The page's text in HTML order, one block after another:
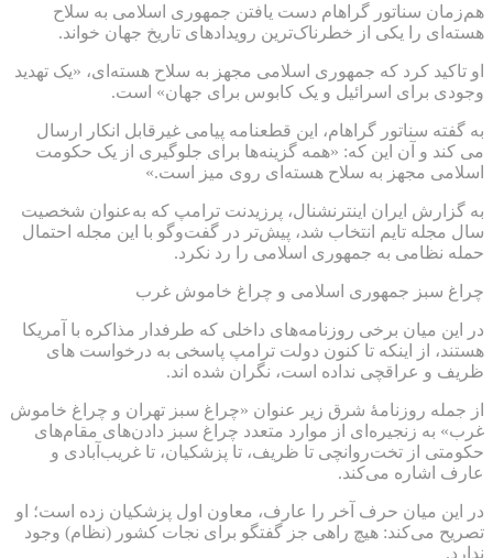
هم‌زمان سناتور گراهام دست یافتن جمهوری اسلامی به سلاح
هسته‌ای را یکی از خطرناک‌ترین رویدادهای تاریخ جهان خواند.
او تاکید کرد که جمهوری اسلامی مجهز به سلاح هسته‌ای، «یک تهدید
وجودی برای اسرائیل و یک کابوس برای جهان» است.
به گفته سناتور گراهام، این قطعنامه پیامی غیرقابل انکار ارسال
می کند و آن این که: «همه گزینه‌ها برای جلوگیری از یک حکومت
اسلامی مجهز به سلاح هسته‌ای روی میز است.»
به گزارش ایران اینترنشنال، پرزیدنت ترامپ که به‌عنوان شخصیت
سال مجله تایم انتخاب شد، پیش‌تر در گفت‌وگو با این مجله احتمال
حمله نظامی به جمهوری اسلامی را رد نکرد.
چراغ سبز جمهوری اسلامی و چراغ خاموش غرب
در این میان برخی روزنامه‌های داخلی که طرفدار مذاکره با آمریکا
هستند، از اینکه تا کنون دولت ترامپ پاسخی به درخواست های
ظریف و عراقچی نداده است، نگران شده اند.
از جمله روزنامهٔ شرق زیر عنوان «چراغ سبز تهران و چراغ خاموش
غرب» به زنجیره‌ای از موارد متعدد چراغ سبز دادن‌های مقام‌های
حکومتی از تخت‌روانچی تا ظریف، تا پزشکیان، تا غریب‌آبادی و
عارف اشاره می‌کند.
در این میان حرف آخر را عارف، معاون اول پزشکیان زده است؛ او
تصریح می‌کند: هیچ راهی جز گفتگو برای نجات کشور (نظام) وجود
ندارد.